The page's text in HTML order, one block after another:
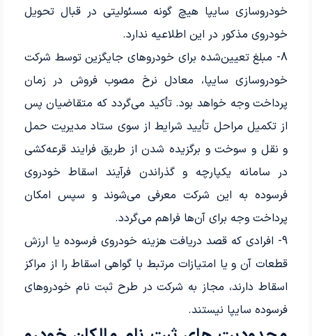
خودروسازی سایپا هیچ گونه مسئولیتی در قبال تحویل
خودروی مذکور در این اطلاعیه ندارد.
8- مبلغ تعیین‌شده برای خودروهای جایگزین توسط شرکت
خودروسازی سایپا، معادل نرخ مصوب فروش در زمان
پرداخت وجه خواهد بود. تأکید می‌گردد که متقاضیان پس
از تکمیل مراحل تأیید شرایط از سوی ستاد مدیریت حمل
و نقل و سوخت و برگزیده شدن از طریق فرایند قرعه‌کشی
در سامانه یکپارچه و گذراندن فرآیند اسقاط خودروی
فرسوده به این شرکت معرفی می‌شوند و سپس امکان
پرداخت وجه برای آن‌ها فراهم می‌گردد.
9- افرادی که قصد دریافت هزینه خودروی فرسوده یا ارزش
قطعات آن و یا امتیازات مرتبط با گواهی اسقاط را از مراکز
اسقاط دارند، مجاز به شرکت در طرح ثبت نام خودروهای
فرسوده سایپا نیستند.